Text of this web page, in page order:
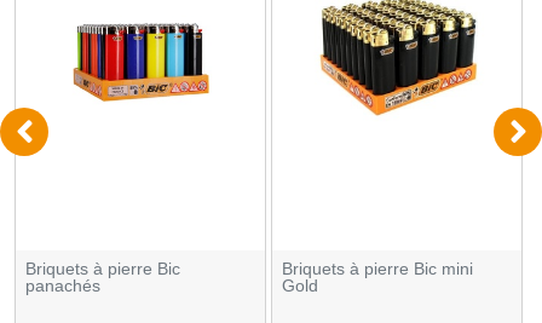
Briquets à pierre Bic
panachés
Briquets à pierre Bic mini
Gold